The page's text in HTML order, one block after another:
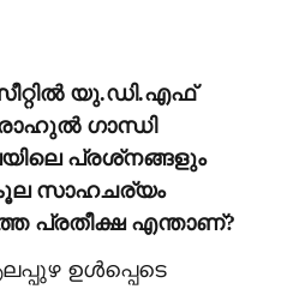
യു.ഡി.എഫ്
രാഹുല്‍ ഗാന്ധി
പ്രശ്‌നങ്ങളും
സാഹചര്യം
പ്രതീക്ഷ എന്താണ്?
ഉള്‍പ്പെടെ